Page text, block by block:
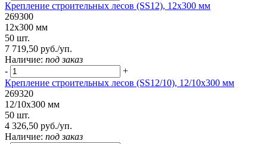
Крепление строительных лесов (SS12), 12х300 мм
269300
12х300 мм
50 шт.
7 719,50 руб./уп.
Наличие: под заказ
-
+
Крепление строительных лесов (SS12/10), 12/10х300 мм
269320
12/10х300 мм
50 шт.
4 326,50 руб./уп.
Наличие: под заказ